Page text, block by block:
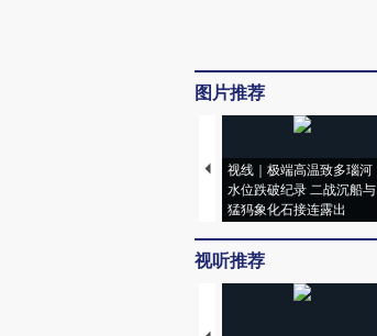
图片推荐
视线｜极端高温致多瑙河
水位跌破纪录 二战沉船与
猛犸象化石接连露出
视听推荐